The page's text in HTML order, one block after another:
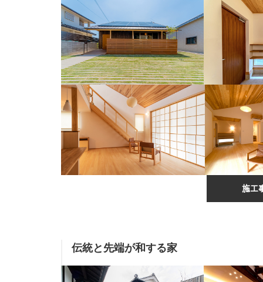
施工
伝統と先端が和する家